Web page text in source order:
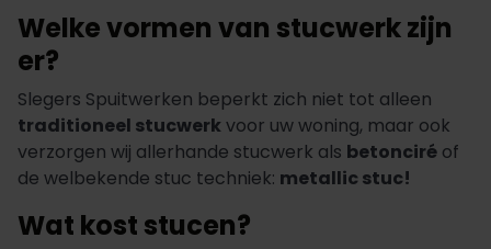
Welke vormen van stucwerk zijn
er?
Slegers Spuitwerken beperkt zich niet tot alleen
traditioneel stucwerk voor uw woning, maar ook
verzorgen wij allerhande stucwerk als betonciré of
de welbekende stuc techniek: metallic stuc!
Wat kost stucen?